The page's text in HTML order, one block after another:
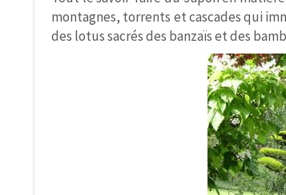
montagnes, torrents et cascades qui
des lotus sacrés des banzaïs et des